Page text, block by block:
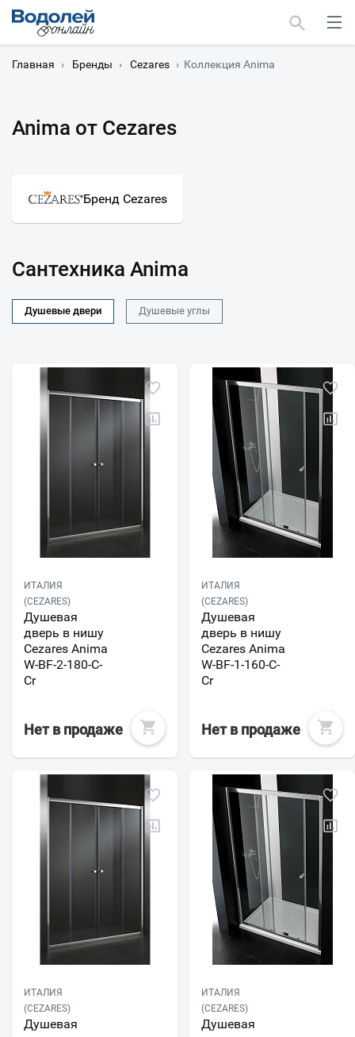
Главная › Бренды › Cezares › Коллекция Anima
Anima от Cezares
Бренд Cezares
Сантехника Anima
Душевые двери Душевые углы
ИТАЛИЯ
(CEZARES)
Душевая
дверь в нишу
Cezares Anima
W-BF-2-180-C-
Cr
Нет в продаже
ИТАЛИЯ
(CEZARES)
Душевая
дверь в нишу
Cezares Anima
W-BF-1-160-C-
Cr
Нет в продаже
ИТАЛИЯ
(CEZARES)
Душевая
ИТАЛИЯ
(CEZARES)
Душевая